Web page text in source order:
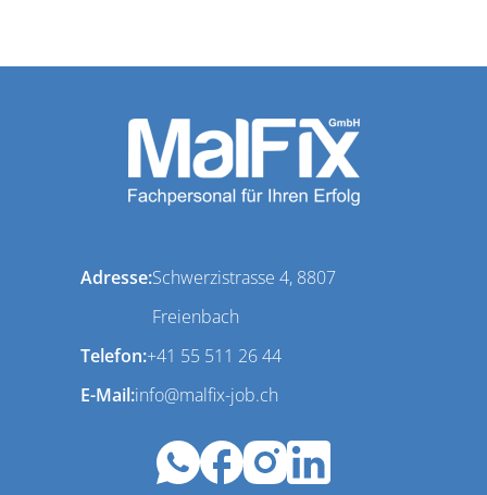
Adresse:Schwerzistrasse 4, 8807
Freienbach
Telefon:+41 55 511 26 44
E-Mail:info@malfix-job.ch